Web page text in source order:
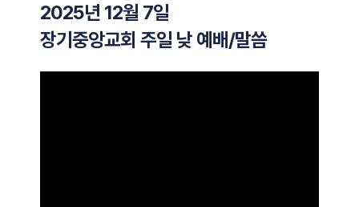
2025년 12월 7일
장기중앙교회 주일 낮 예배/말씀